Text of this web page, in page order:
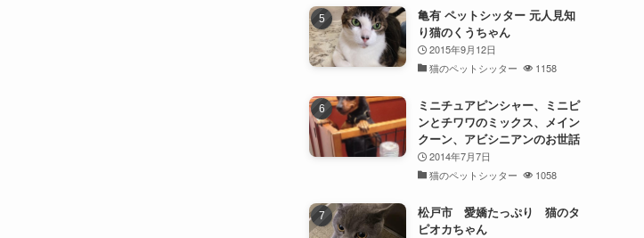
亀有 ペットシッター 元人見知
り猫のくうちゃん
2015年9月12日
猫のペットシッター
1158
ミニチュアピンシャー、ミニピ
ンとチワワのミックス、メイン
クーン、アビシニアンのお世話
2014年7月7日
猫のペットシッター
1058
松戸市 愛嬌たっぷり 猫のタ
ピオカちゃん